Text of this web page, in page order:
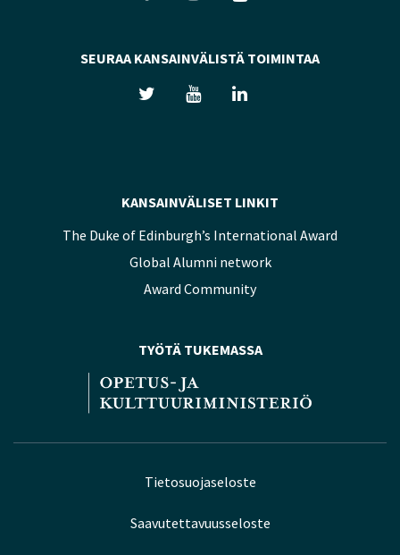
SEURAA KANSAINVÄLISTÄ TOIMINTAA
KANSAINVÄLISET LINKIT
The Duke of Edinburgh’s International Award
Global Alumni network
Award Community
TYÖTÄ TUKEMASSA
Tietosuojaseloste
Saavutettavuusseloste